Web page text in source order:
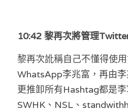
10:42 黎再次將管理
黎再次訛稱自己不懂得使
WhatsApp李兆富，再由李
更推卸所有Hashtag都是李
SWHK、NSL、